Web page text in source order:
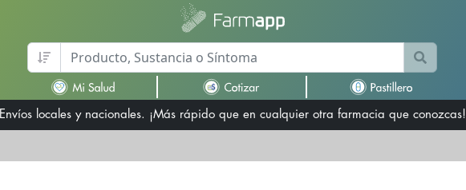
Envíos locales y nacionales. ¡Más rápido que en cualquier otra farmacia que conozcas!